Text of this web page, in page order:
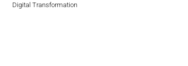
Digital Transformation